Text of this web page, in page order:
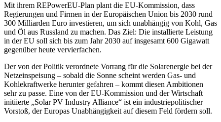
Mit ihrem REPowerEU-Plan plant die EU-Kommission, dass
Regierungen und Firmen in der Europäischen Union bis 2030 rund
300 Milliarden Euro investieren, um sich unabhängig von Kohl, Gas
und Öl aus Russland zu machen. Das Ziel: Die installierte Leistung
in der EU soll sich bis zum Jahr 2030 auf insgesamt 600 Gigawatt
gegenüber heute vervierfachen.
Der von der Politik verordnete Vorrang für die Solarenergie bei der
Netzeinspeisung – sobald die Sonne scheint werden Gas- und
Kohlekraftwerke herunter gefahren – kommt diesen Ambitionen
sehr zu passe. Eine von der EU-Kommission und der Wirtschaft
initiierte „Solar PV Industry Alliance“ ist ein industriepolitischer
Vorstoß, der Europas Unabhängigkeit auf diesem Feld fördern soll.